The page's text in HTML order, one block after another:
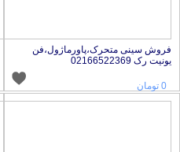
فروش سینی متحرک،پاورماژول،فن
یونیت رک 02166522369